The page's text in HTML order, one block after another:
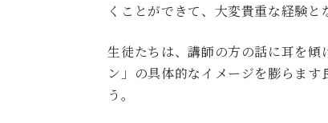
くことができて、大変貴重な経験と
生徒たちは、講師の方の話に耳を傾
ン」の具体的なイメージを膨らます
う。